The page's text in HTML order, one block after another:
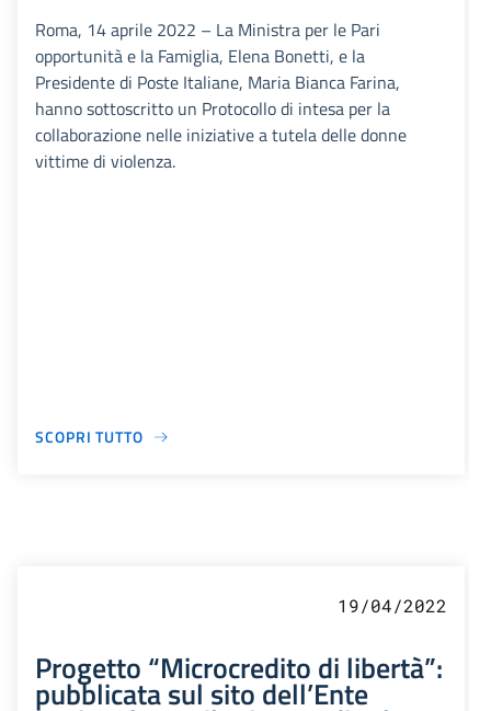
Roma, 14 aprile 2022 – La Ministra per le Pari
opportunità e la Famiglia, Elena Bonetti, e la
Presidente di Poste Italiane, Maria Bianca Farina,
hanno sottoscritto un Protocollo di intesa per la
collaborazione nelle iniziative a tutela delle donne
vittime di violenza.
SCOPRI TUTTO
19/04/2022
Progetto “Microcredito di libertà”:
pubblicata sul sito dell’Ente